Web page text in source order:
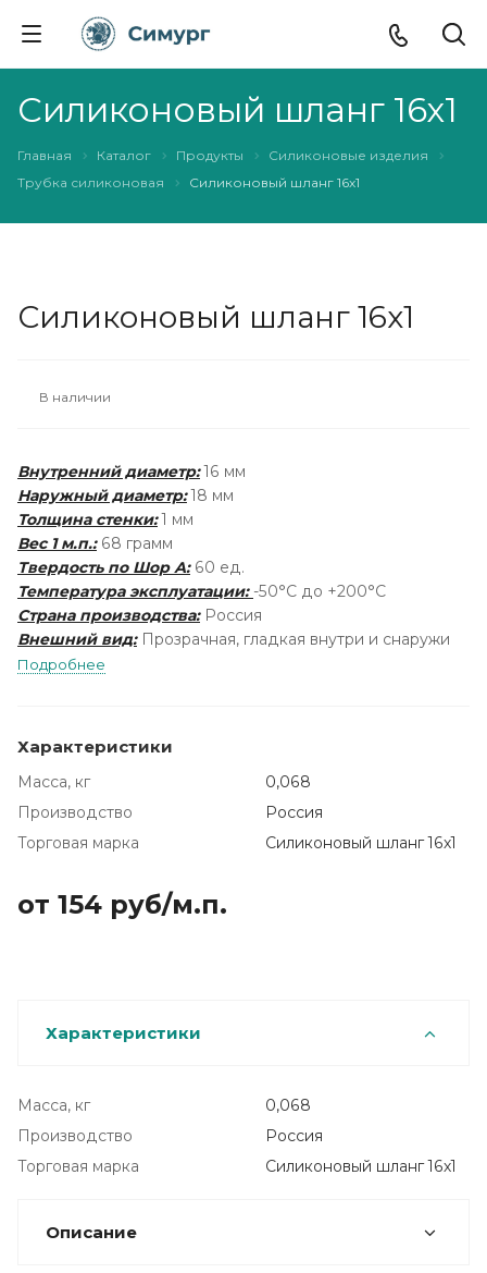
Силиконовый шланг 16х1
Главная Каталог Продукты
Силиконовые изделия
Трубка силиконовая
Силиконовый шланг 16х1
Силиконовый шланг 16х1
В наличии
Внутренний диаметр:16 мм
Наружный диаметр:18 мм
Толщина стенки:1 мм
Вес 1 м.п.:68 грамм
Твердость по Шор А:60 ед.
Температура эксплуатации: -50°С до +200°С
Страна производства:Россия
Внешний вид:Прозрачная, гладкая внутри и снаружи
Подробнее
Характеристики
Масса, кг
0,068
Производство
Россия
Торговая марка
Силиконовый шланг 16х1
от 154 руб/м.п.
Характеристики
Масса, кг
0,068
Производство
Россия
Торговая марка
Силиконовый шланг 16х1
Описание